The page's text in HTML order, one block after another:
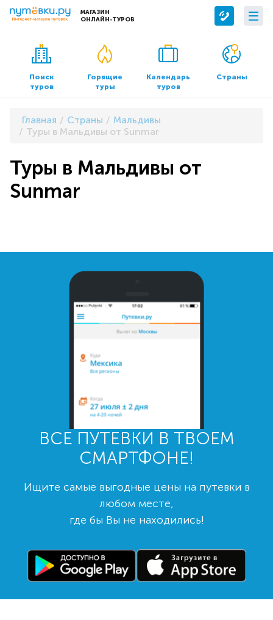
МАГАЗИН
ОНЛАЙН-ТУРОВ
Сервисы
Бронирование отелей
Трансфер
О компании
О нас
Контакты
Документы и реквизиты
Поиск
туров
Горящие
туры
Календарь
туров
Страны
Главная Страны
Мальдивы
Туры в Мальдивы от Sunmar
Туры в Мальдивы от
Sunmar
ВСЕ ПУТЕВКИ В ТВОЕМ
СМАРТФОНЕ!
Ищите самые выгодные цены на путевки в
любом месте,
где бы Вы не находились!